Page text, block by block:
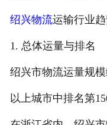
绍兴物流运输行业
1. 总体运量与排名
绍兴市物流运量规
以上城市中排名第